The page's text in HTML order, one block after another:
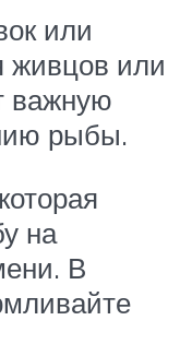
или
живцов или
важную
рыбы.
на
В